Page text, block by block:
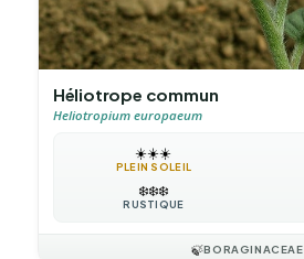
Héliotrope commun
Heliotropium europaeum
☀️☀️☀️
PLEIN SOLEIL
❄️❄️❄️
RUSTIQUE
🍃BORAGINACEAE